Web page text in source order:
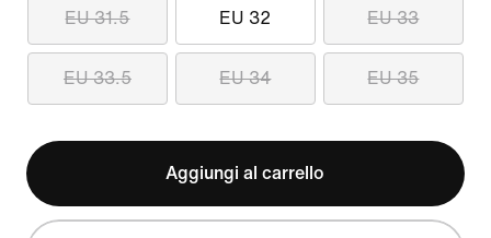
EU 31.5 EU 32 EU 33
EU 33.5 EU 34 EU 35
Aggiungi al carrello